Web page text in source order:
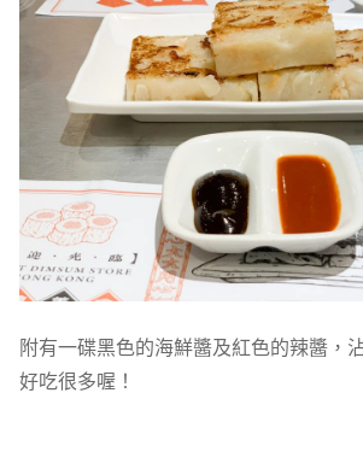
附有一碟黑色的海鮮醬及紅色的辣醬，
好吃很多喔！